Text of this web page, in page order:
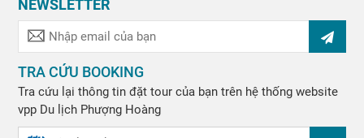
NEWSLETTER
TRA CỨU BOOKING
Tra cứu lại thông tin đặt tour của bạn trên hệ thống website
vpp Du lịch Phượng Hoàng